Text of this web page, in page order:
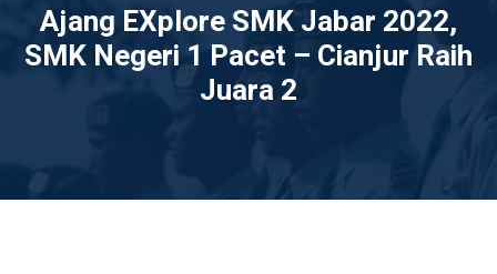
Ajang EXplore SMK Jabar 2022,
SMK Negeri 1 Pacet – Cianjur Raih
Juara 2